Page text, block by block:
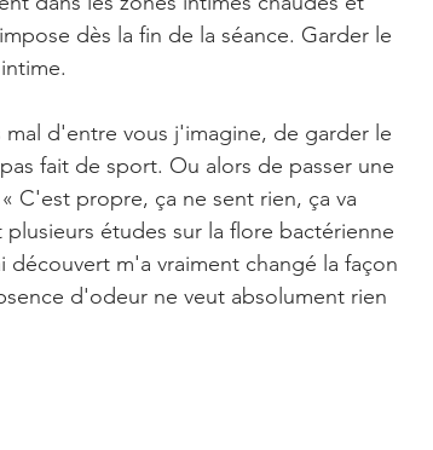
dès la fin de la séance. Garder le
d'entre vous j'imagine, de garder le
fait de sport. Ou alors de passer une
C'est propre, ça ne sent rien, ça va
études sur la flore bactérienne
m'a vraiment changé la façon
d'odeur ne veut absolument rien